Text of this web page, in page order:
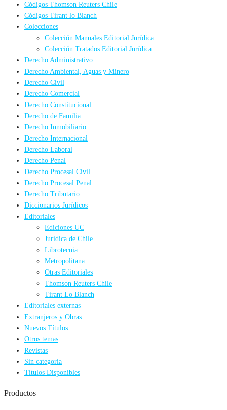
Códigos Thomson Reuters Chile
Códigos Tirant lo Blanch
Colecciones
Colección Manuales Editorial Jurídica
Colección Tratados Editorial Jurídica
Derecho Administrativo
Derecho Ambiental, Aguas y Minero
Derecho Civil
Derecho Comercial
Derecho Constitucional
Derecho de Familia
Derecho Inmobiliario
Derecho Internacional
Derecho Laboral
Derecho Penal
Derecho Procesal Civil
Derecho Procesal Penal
Derecho Tributario
Diccionarios Jurídicos
Editoriales
Ediciones UC
Juridica de Chile
Librotecnia
Metropolitana
Otras Editoriales
Thomson Reuters Chile
Tirant Lo Blanch
Editoriales externas
Extranjeros y Obras
Nuevos Títulos
Otros temas
Revistas
Sin categoría
Títulos Disponibles
Productos